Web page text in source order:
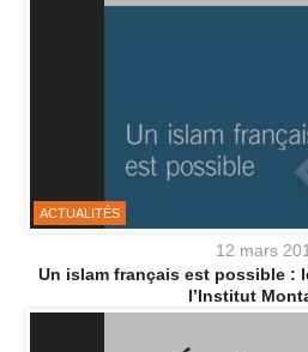
ACTUALITÉS
12 mars
Un islam français est possible :
l’Institut